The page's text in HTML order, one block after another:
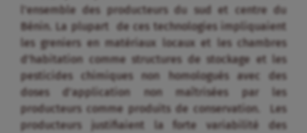
l’ensemble des producteurs du sud et centre du
Bénin. La plupart de ces technologies impliquaient
les greniers en matériaux locaux et les chambres
d’habitation comme structures de stockage et les
pesticides chimiques non homologués avec des
doses d’application non maîtrisées par les
producteurs comme produits de conservation. Les
producteurs justifiaient la forte variabilité des